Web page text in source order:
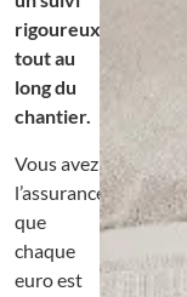
rigoureux
tout au
long du
chantier.
Vous avez
l’assurance
que
chaque
euro est